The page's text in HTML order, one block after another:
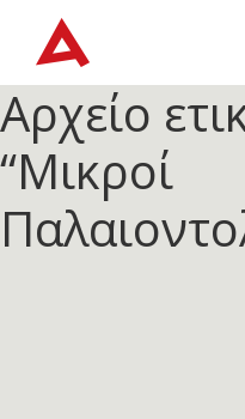
Αρχείο
“Μικροί